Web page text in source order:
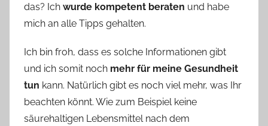
das? Ich wurde kompetent beraten und habe
mich an alle Tipps gehalten.
Ich bin froh, dass es solche Informationen gibt
und ich somit noch mehr für meine Gesundheit
tun kann. Natürlich gibt es noch viel mehr, was Ihr
beachten könnt. Wie zum Beispiel keine
säurehaltigen Lebensmittel nach dem